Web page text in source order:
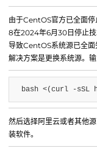
微信公众号
IDC/ISP证号 B1-
由于CentOS官方已全面
8在2024年6月30日停止技
导致CentOS系统源已全面
解决方案是更换系统源。输
bash <(curl -sSL
然后选择阿里云或者其他
装软件。